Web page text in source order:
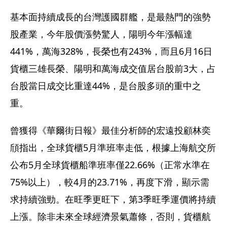
基本面持續成長的台灣護國群艦，是最熱門的強勢
股產業，今年股價漲勢驚人，陽明今年漲幅達
441%，萬海328%，長榮也有243%，而且6月16日
貨櫃三雄長榮、陽明和萬海成交值居台股前3大，占
台股當日成交比重達44%，是台股多頭的重中之
重。
曾獲得《華爾街日報》最佳分析師的宏遠投顧林奕
頎指出，全球貨櫃5月準班率走低，根據上海航交所
公布5月全球貨櫃船準班率僅22.66%（正常水準在
75%以上），較4月的23.71%，再度下滑，顯示需
求持續強勁。在旺季更旺下，第3季旺季運價將持續
上漲。除非未來全球經濟景氣蕭條，否則，貨櫃航